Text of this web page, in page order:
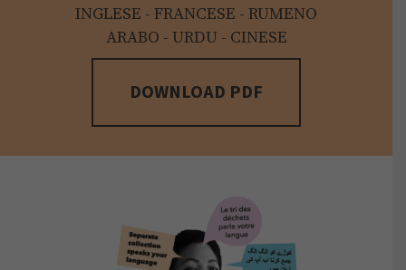
INGLESE - FRANCESE - RUMENO
ARABO - URDU - CINESE
DOWNLOAD PDF